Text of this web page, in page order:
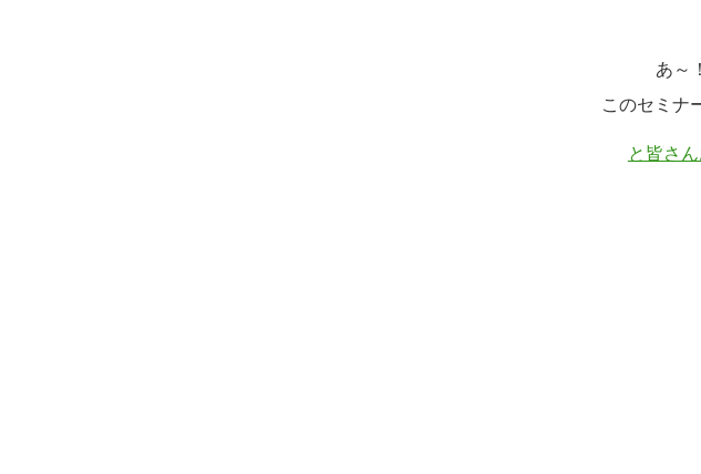
あ～
このセミナ
と皆さ